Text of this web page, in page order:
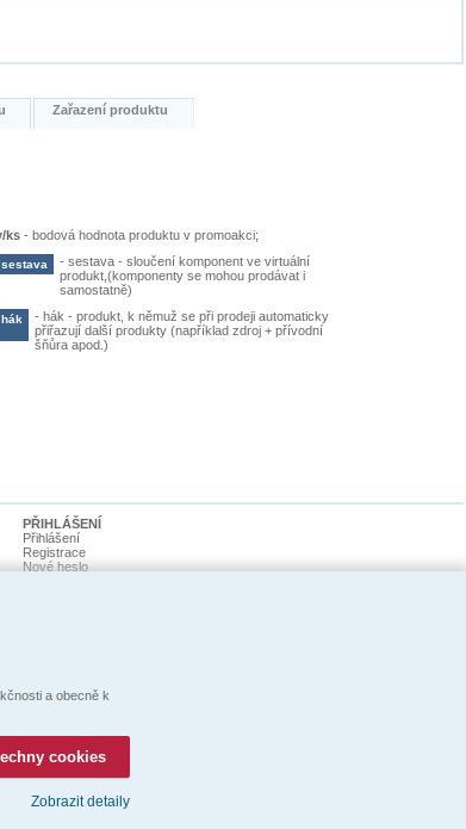
Zařazení produktu
ks -bodová hodnota produktu v promoakci;
sestava -sestava - sloučení komponent ve virtuální
produkt,(komponenty se mohou prodávat i
samostatně)
hák -hák - produkt, k němuž se při prodeji automaticky
přiřazují další produkty (například zdroj + přívodní
šňůra apod.)
PŘIHLÁŠENÍ
Přihlášení
Registrace
Nové heslo
a obecně k
cookies
Zobrazit detaily